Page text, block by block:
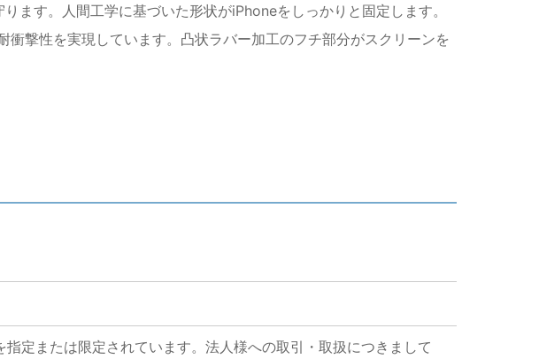
ます。人間工学に基づいた形状がiPhoneをしっかりと固定します。
撃性を実現しています。凸状ラバー加工のフチ部分がスクリーンを
定または限定されています。法人様への取引・取扱につきまして